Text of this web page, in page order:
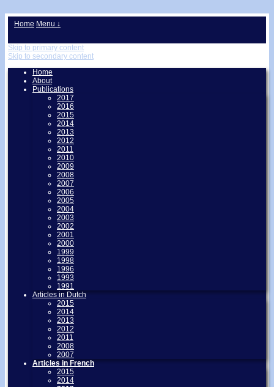
Home Menu ↓
Skip to primary content
Skip to secondary content
Home
About
Publications
2017
2016
2015
2014
2013
2012
2011
2010
2009
2008
2007
2006
2005
2004
2003
2002
2001
2000
1999
1998
1996
1993
1991
Articles in Dutch
2015
2014
2013
2012
2011
2008
2007
Articles in French
2015
2014